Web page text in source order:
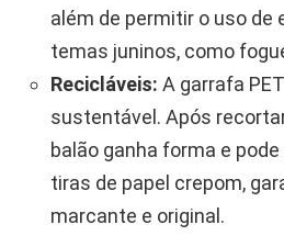
além de permitir o uso de
temas juninos, como
Recicláveis: A garrafa
sustentável. Após
balão ganha forma e
tiras de papel crepom,
marcante e original.